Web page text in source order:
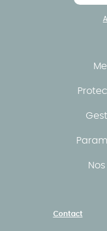
Contact